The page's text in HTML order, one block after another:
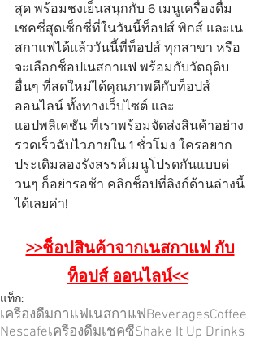
สุด พร้อมชงเย็นสนุกกับ 6 เมนูเครื่องดื่ม
เชคซี่สุดเซ็กซี่ที่ในวันนี้ท็อปส์ พิกส์ และเน
สกาแฟได้แล้ววันนี้ที่ท็อปส์ ทุกสาขา หรือ
จะเลือกช็อปเนสกาแฟ พร้อมกับวัตถุดิบ
อื่นๆ ที่สดใหม่ได้คุณภาพดีกับท็อปส์
ออนไลน์ ทั้งทางเว็บไซต์ และ
แอปพลิเคชัน ที่เราพร้อมจัดส่งสินค้าอย่าง
รวดเร็วฉับไวภายใน 1 ชั่วโมง ใครอยาก
ประเดิมลองรังสรรค์เมนูโปรดกันแบบด่
วนๆ ก็อย่ารอช้า คลิกช็อปที่ลิงก์ด้านล่างนี้
ได้เลยค่า!
>>ช็อปสินค้าจากเนสกาแฟ กับ
ท็อปส์ ออนไลน์<<
แท็ก:
เครื่องดื่มกาแฟเนสกาแฟBeveragesCoffee
Nescafeเครื่องดื่มเชคซี่Shake It Up Drinks